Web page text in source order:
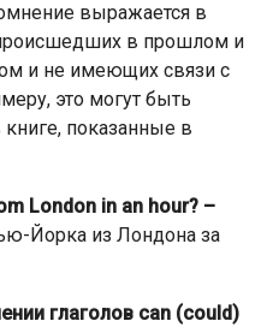
выражается в
в прошлом и
и не имеющих связи с
это могут быть
показанные в
London in an hour? –
Йорка из Лондона за
глаголов can (could)